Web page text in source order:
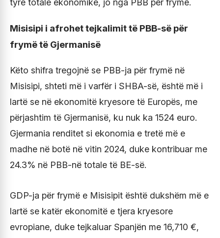
tyre totale ekonomike, jo nga PBB për frymë.
Misisipi i afrohet tejkalimit të PBB-së për
frymë të Gjermanisë
Këto shifra tregojnë se PBB-ja për frymë në
Misisipi, shteti më i varfër i SHBA-së, është më i
lartë se në ekonomitë kryesore të Europës, me
përjashtim të Gjermanisë, ku nuk ka 1524 euro.
Gjermania renditet si ekonomia e tretë më e
madhe në botë në vitin 2024, duke kontribuar me
24.3% në PBB-në totale të BE-së.
GDP-ja për frymë e Misisipit është dukshëm më e
lartë se katër ekonomitë e tjera kryesore
evropiane, duke tejkaluar Spanjën me 16,710 €,